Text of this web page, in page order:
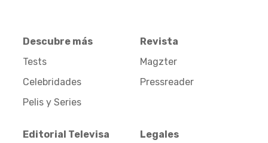
Descubre más
Tests
Celebridades
Pelis y Series
Revista
Magzter
Pressreader
Editorial Televisa
Legales